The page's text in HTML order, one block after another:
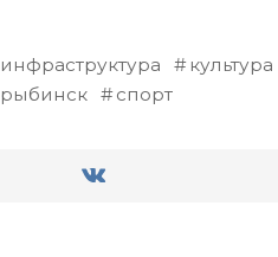
инфраструктура культура
рыбинск
спорт